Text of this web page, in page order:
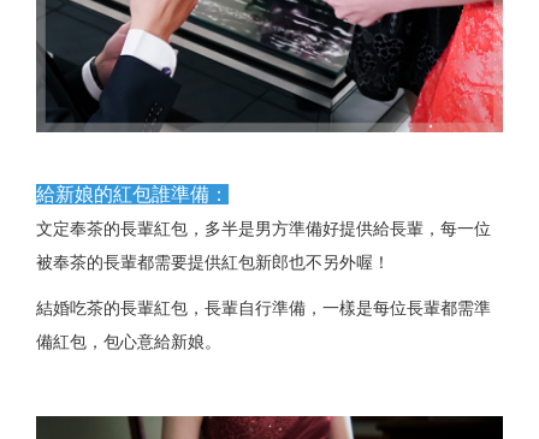
給新娘的紅包誰準備：
文定奉茶的長輩紅包，多半是男方準備好提供給長輩，每一位
被奉茶的長輩都需要提供紅包新郎也不另外喔！
結婚吃茶的長輩紅包，長輩自行準備，一樣是每位長輩都需準
備紅包，包心意給新娘。